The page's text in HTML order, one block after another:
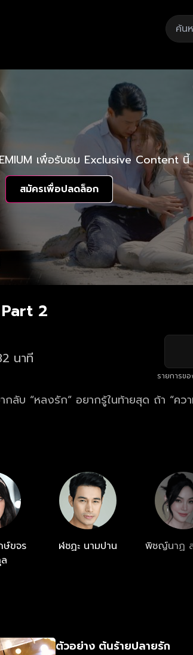
เพื่อรับชม Exclusive Content นี้
สมัครเพื่อปลดล็อก
2
นาที
รายการข
กลับ “หลงรัก” อยากรู้ในท้ายสุด ถ้า “คว
ขจร
ฬชฏะ นามปาน พิชญ์นาฏ
ตัวอย่าง ต้นร้ายปลายรัก